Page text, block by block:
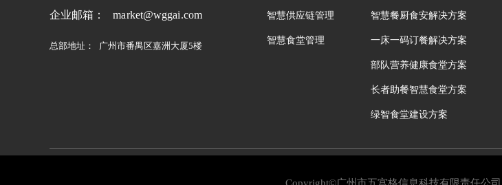
企业邮箱：
market@wggai.com
总部地址： 广州市番禺区嘉洲大厦5楼
智慧供应链管理
智慧食堂管理
智慧餐厨食安解决方案
一床一码订餐解决方案
部队营养健康食堂方案
长者助餐智慧食堂方案
绿智食堂建设方案